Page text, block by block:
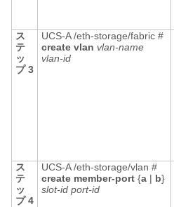
ス
テ
ッ
プ 3
UCS-A /eth-storage/fabric #
create vlan vlan-name
vlan-id
ス
テ
ッ
プ 4
UCS-A /eth-storage/vlan #
create member-port {a | b}
slot-id port-id